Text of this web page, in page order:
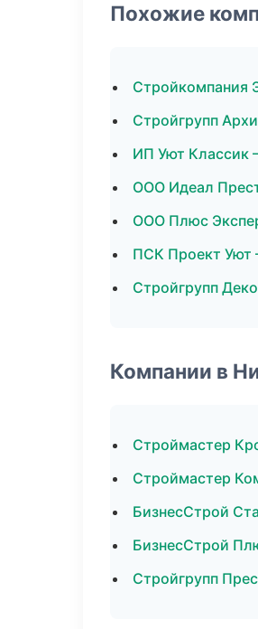
Похожие
Стройкомпания
Стройгрупп
ИП Уют Классик
ООО Идеал
ООО Плюс
ПСК Проект Уют
Стройгрупп
Компании в
Строймастер
Строймастер
БизнесСтрой
БизнесСтрой
Стройгрупп